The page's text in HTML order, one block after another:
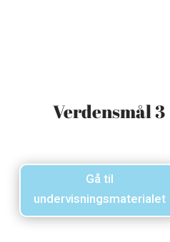
Verdensmål 3
Gå til
undervisningsmaterialet